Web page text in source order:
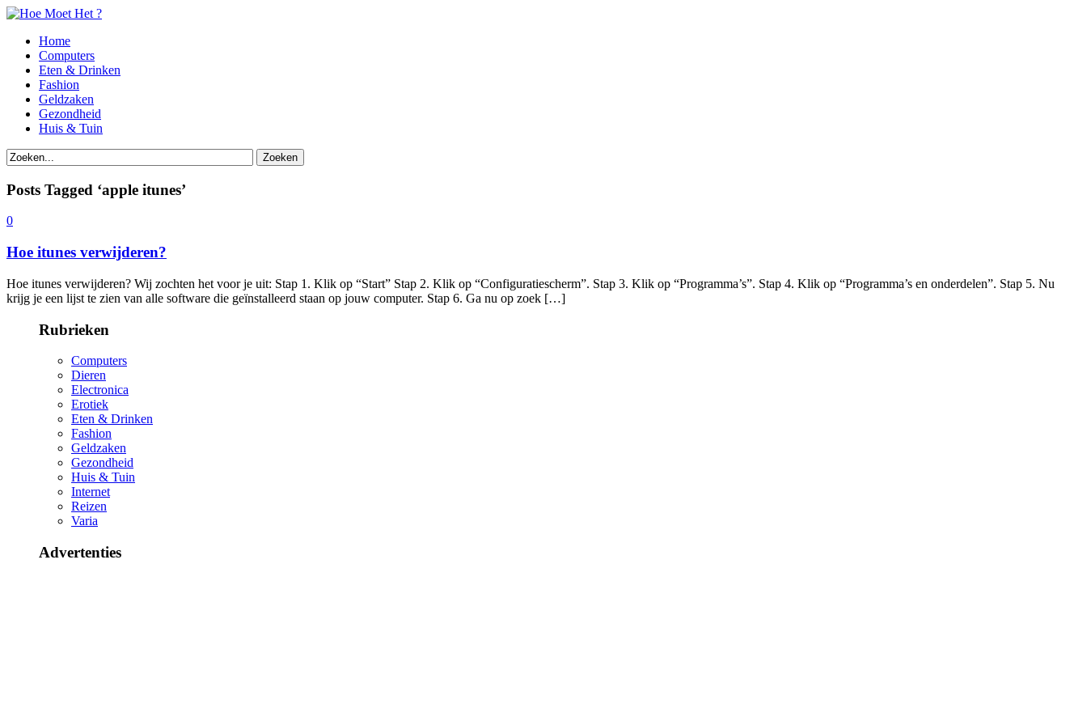
Home
Computers
Eten & Drinken
Fashion
Geldzaken
Gezondheid
Huis & Tuin
Posts Tagged ‘apple itunes’
0
Hoe itunes verwijderen?
Hoe itunes verwijderen? Wij zochten het voor je uit: Stap 1. Klik op “Start” Stap 2. Klik op “Configuratiescherm”. Stap 3. Klik op “Programma’s”. Stap 4. Klik op “Programma’s en onderdelen”. Stap 5. Nu
krijg je een lijst te zien van alle software die geïnstalleerd staan op jouw computer. Stap 6. Ga nu op zoek […]
Rubrieken
Computers
Dieren
Electronica
Erotiek
Eten & Drinken
Fashion
Geldzaken
Gezondheid
Huis & Tuin
Internet
Reizen
Varia
Advertenties